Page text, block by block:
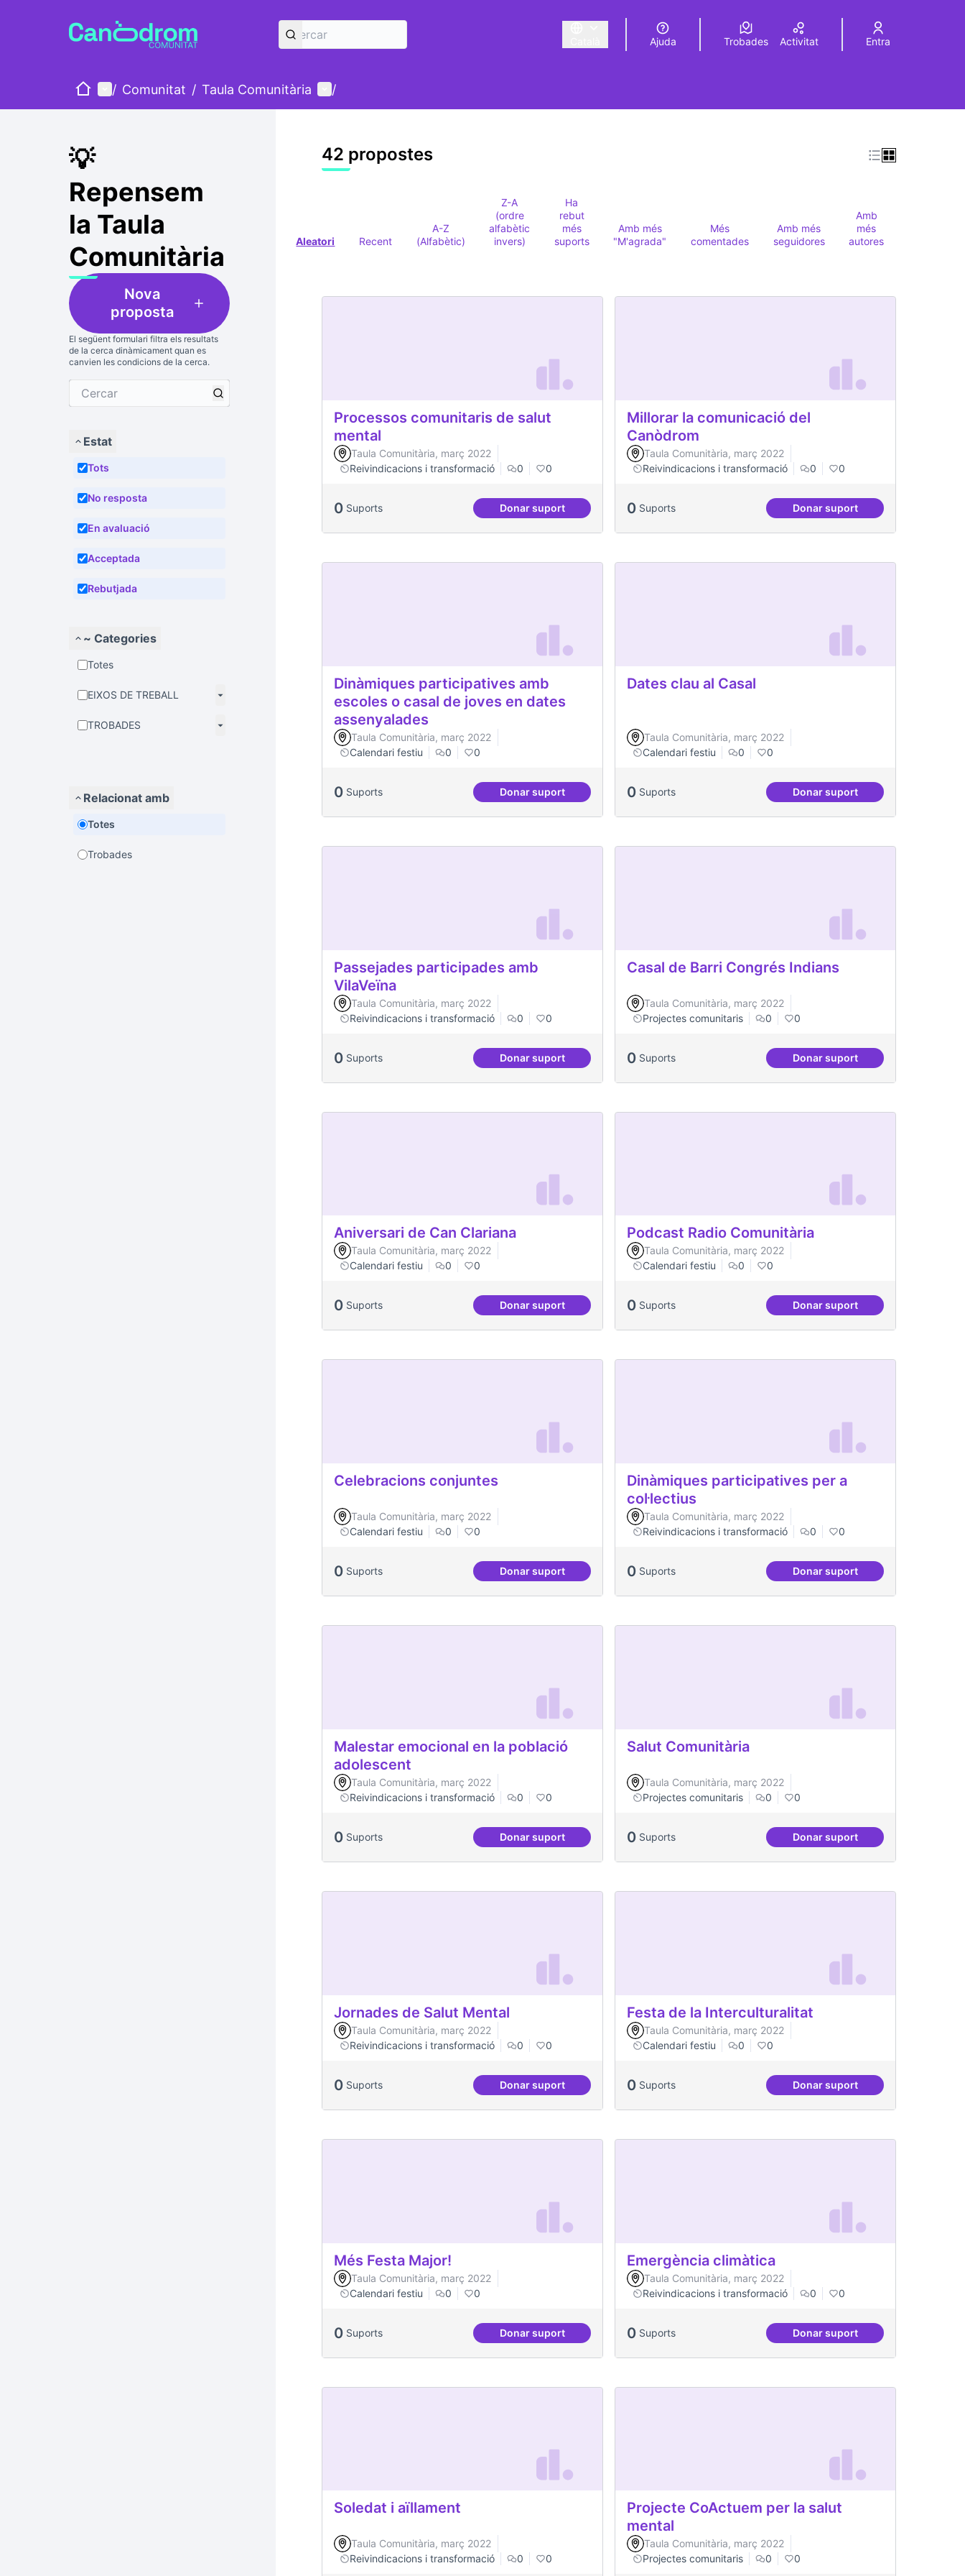
Triar la llengua Elegir el idioma Choose language
Ajuda Trobades Activitat Entra
IniciMenú principal
/ Comunitat / Taula Comunitària Menú d'usuari
/
💡
Repensem
la Taula
Comunitària
Nova
proposta
El següent formulari filtra els resultats
de la cerca dinàmicament quan es
canvien les condicions de la cerca.
Estat
Tots
No resposta
En avaluació
Acceptada
Rebutjada
~ Categories
Totes
EIXOS DE TREBALL
TROBADES
Relacionat amb
Totes
Trobades
42 propostes
Aleatori Recent
A-Z
(Alfabètic)
Z-A
(ordre
alfabètic
invers)
Ha
rebut
més
suports
Amb més
"M'agrada"
Més
comentades
Amb més
seguidores
Amb
més
autores
Processos comunitaris de salut
mental
Taula Comunitària, març 2022
Reivindicacions i transformació
0 0
0 Suports Donar suportProcessos comunitaris de salut mental
Millorar la comunicació del
Canòdrom
Taula Comunitària, març 2022
Reivindicacions i transformació
0 0
0 Suports Donar suportMillorar la comunicació del
Dinàmiques participatives amb
escoles o casal de joves en dates
assenyalades
Taula Comunitària, març 2022
Calendari festiu
0 0
0 Suports Donar suportDinàmiques participatives amb escoles o casal de joves en dates assenyalades
Dates clau al Casal
Taula Comunitària, març 2022
Calendari festiu
0 0
0 Suports Donar suportDates clau al Casal
Passejades participades amb
VilaVeïna
Taula Comunitària, març 2022
Reivindicacions i transformació
0 0
0 Suports Donar suportPassejades participades amb VilaVeïna
Casal de Barri Congrés Indians
Taula Comunitària, març 2022
Projectes comunitaris
0 0
0 Suports Donar suportCasal de Barri Congrés
Aniversari de Can Clariana
Taula Comunitària, març 2022
Calendari festiu
0 0
0 Suports Donar suportAniversari de Can Clariana
Podcast Radio Comunitària
Taula Comunitària, març 2022
Calendari festiu
0 0
0 Suports Donar suportPodcast Radio Comunitària
Celebracions conjuntes
Taula Comunitària, març 2022
Calendari festiu
0 0
0 Suports Donar suportCelebracions conjuntes
Dinàmiques participatives per a
col·lectius
Taula Comunitària, març 2022
Reivindicacions i transformació
0 0
0 Suports Donar suportDinàmiques participatives
Malestar emocional en la població
adolescent
Taula Comunitària, març 2022
Reivindicacions i transformació
0 0
0 Suports Donar suportMalestar emocional en la població adolescent
Salut Comunitària
Taula Comunitària, març 2022
Projectes comunitaris
0 0
0 Suports Donar suportSalut Comunitària
Jornades de Salut Mental
Taula Comunitària, març 2022
Reivindicacions i transformació
0 0
0 Suports Donar suportJornades de Salut Mental
Festa de la Interculturalitat
Taula Comunitària, març 2022
Calendari festiu
0 0
0 Suports Donar suportFesta de la Interculturalitat
Més Festa Major!
Taula Comunitària, març 2022
Calendari festiu
0 0
0 Suports Donar suportMés Festa Major!
Emergència climàtica
Taula Comunitària, març 2022
Reivindicacions i transformació
0 0
0 Suports Donar suportEmergència climàtica
Soledat i aïllament
Taula Comunitària, març 2022
Reivindicacions i transformació
0 0
Projecte CoActuem per la salut
mental
Taula Comunitària, març 2022
Projectes comunitaris
0 0